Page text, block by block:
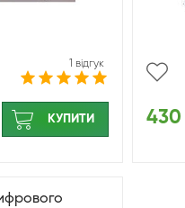
1 відгук
КУПИТИ 430